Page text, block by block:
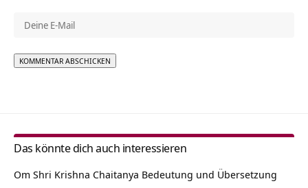
Das könnte dich auch interessieren
Om Shri Krishna Chaitanya Bedeutung und Übersetzung